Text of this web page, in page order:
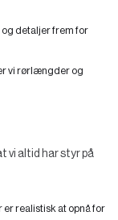
detaljer frem for
vi rørlængder og
vi altid har styr på
realistisk at opnå for